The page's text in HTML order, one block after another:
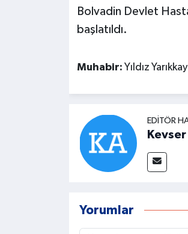
Bolvadin Devlet
başlatıldı.
Muhabir: Yıldız
EDITÖR
Yorumlar